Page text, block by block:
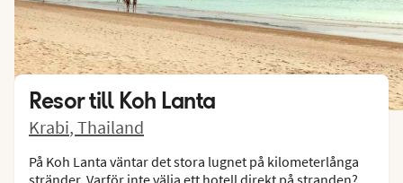
Resor till Koh Lanta
Krabi, Thailand
På Koh Lanta väntar det stora lugnet på kilometerlånga
stränder. Varför inte välja ett hotell direkt på stranden?